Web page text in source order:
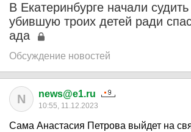
В Екатеринбурге начали
убившую троих детей ради
ада
Обсуждение новостей
N news@e1.ru
10:55, 11.12.2023
Сама Анастасия Петрова выйдет на